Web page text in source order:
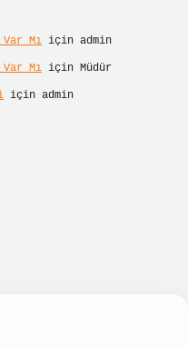
Mı için admin
Mı için Müdür
için admin